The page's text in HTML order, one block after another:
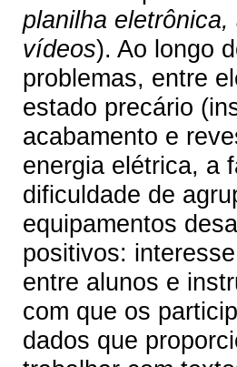
planilha
vídeos). Ao longo
problemas, entre
estado precário
acabamento e
energia elétrica, a
dificuldade de
equipamentos
positivos:
entre alunos e
com que os
dados que